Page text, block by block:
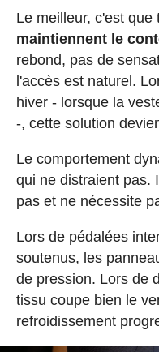
Le meilleur, c'est que
maintiennent le
rebond, pas de
l'accès est naturel.
hiver - lorsque la
-, cette solution
Le comportement
qui ne distraient pas.
pas et ne nécessite
Lors de pédalées
soutenus, les
de pression. Lors de
tissu coupe bien le
refroidissement